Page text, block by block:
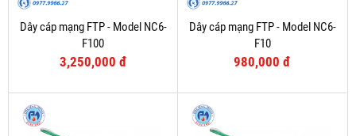
Dây cáp mạng FTP - Model NC6-
F100
3,250,000 đ
Dây cáp mạng FTP - Model NC6-
F10
980,000 đ